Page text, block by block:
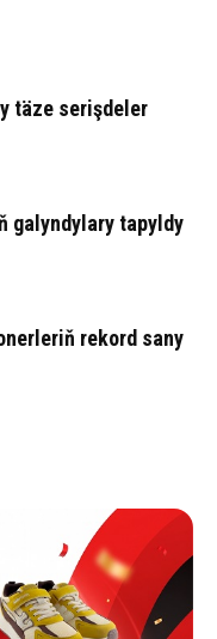
täze serişdeler
galyndylary tapyldy
rekord sany